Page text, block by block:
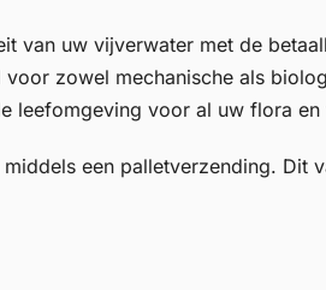
van uw vijverwater met de
zowel mechanische als
leefomgeving voor al uw flora
een palletverzending. Dit